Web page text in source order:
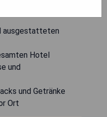
ausgestatteten
Hotel
und
und Getränke
Ort